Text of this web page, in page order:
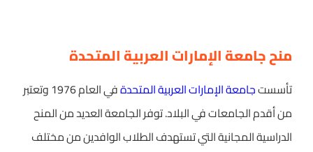
منح جامعة الإمارات العربية المتحدة
تأسستجامعة الإمارات العربية المتحدة
في العام 1976 وتعتبر
من أقدم الجامعات في البلاد. توفر الجامعة العديد من المنح
الدراسية المجانية التي تستهدف الطلاب الوافدين من مختلف